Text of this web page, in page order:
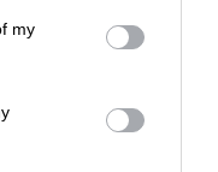
my
odchylenie,